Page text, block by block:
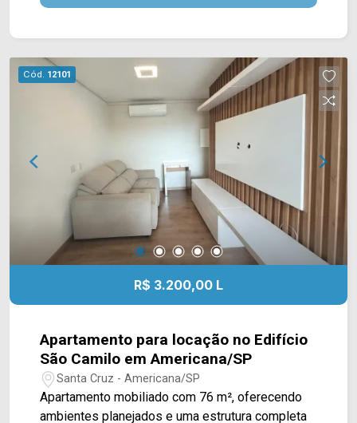
cobertas. Entre os diferenciais informados estão
vagas cobertas; Localizada no Parque Nova
Carioba, em Americana/SP, a casa está próxima
ao Delta Supermercados Jaguari, Delta
Supermercados Terramérica e a farmácias e
serviços da região. O bairro também oferece fácil
acesso às principais vias de Americana,
facilitando os deslocamentos para diferentes
regiões da cidade. Entre em contato com a
equipe da Arbix Imóveis e agende sua visita!
WhatsApp e telefone: (19) 3475-4546 Arbix
Imóveis - Presente em cada momento.
Cód. 12101
R$ 3.200,00 L
Apartamento para locação no Edifício
São Camilo em Americana/SP
Santa Cruz - Americana/SP
Apartamento mobiliado com 76 m², oferecendo
ambientes planejados e uma estrutura completa